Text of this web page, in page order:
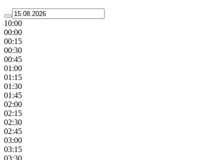
10:00
00:00
00:15
00:30
00:45
01:00
01:15
01:30
01:45
02:00
02:15
02:30
02:45
03:00
03:15